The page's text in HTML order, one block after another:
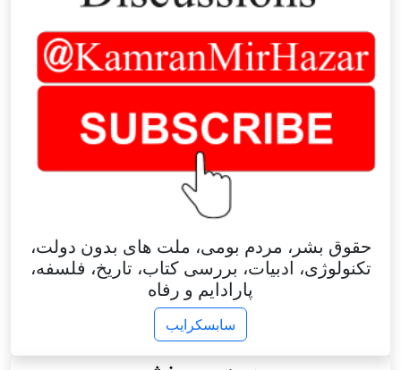
حقوق بشر، مردم بومی، ملت های بدون دولت،
تکنولوژی، ادبیات، بررسی کتاب، تاریخ، فلسفه،
پارادایم و رفاه
سابسکرایب